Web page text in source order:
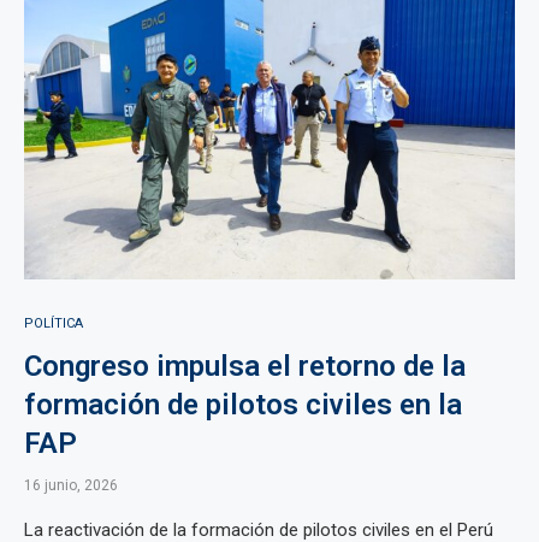
POLÍTICA
Congreso impulsa el retorno de la
formación de pilotos civiles en la
FAP
16 junio, 2026
La reactivación de la formación de pilotos civiles en el Perú